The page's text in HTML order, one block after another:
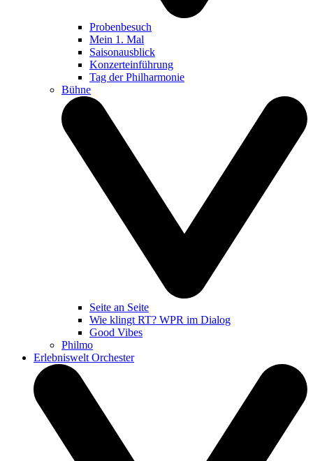
Probenbesuch
Mein 1. Mal
Saisonausblick
Konzerteinführung
Tag der Philharmonie
Bühne
Seite an Seite
Wie klingt RT? WPR im Dialog
Good Vibes
Philmo
Erlebniswelt Orchester